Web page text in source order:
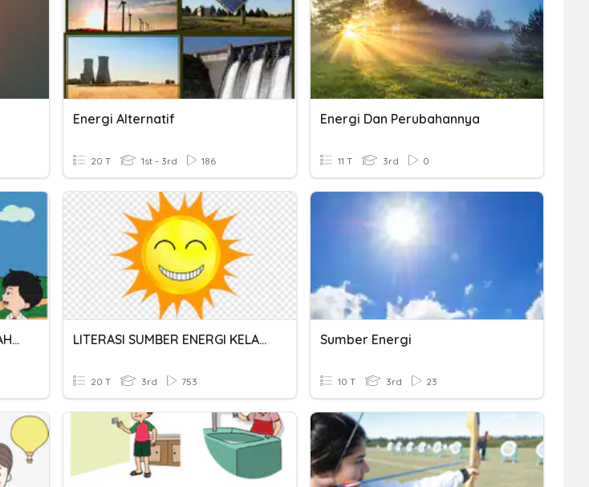
Energi Alternatif
20 T 1st - 3rd 186
Energi Dan Perubahannya
11 T 3rd 0
Tema 6.1 ENERGI Dan PERUBAHANNYA LITERASI SUMBER ENERGI KELAS 3
20 T 3rd 753
Sumber Energi
10 T 3rd 23